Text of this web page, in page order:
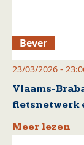
Bever
23/03/2026 -
Vlaams-
fietsnetwerk
Meer lezen